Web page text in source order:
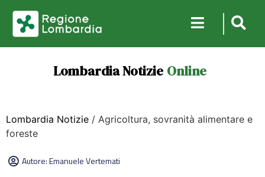
Lombardia Notizie Online
Lombardia Notizie / Agricoltura, sovranità alimentare e
foreste
Autore:Emanuele Vertemati